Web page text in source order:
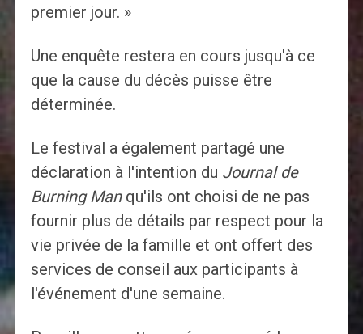
premier jour. »
Une enquête restera en cours jusqu'à ce
que la cause du décès puisse être
déterminée.
Le festival a également partagé une
déclaration à l'intention du Journal de
Burning Manqu'ils ont choisi de ne pas
fournir plus de détails par respect pour la
vie privée de la famille et ont offert des
services de conseil aux participants à
l'événement d'une semaine.